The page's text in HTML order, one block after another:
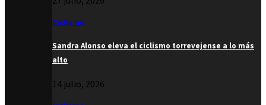
Ciclismo
Sandra Alonso eleva el ciclismo torrevejense a lo más
alto
14 julio, 2026